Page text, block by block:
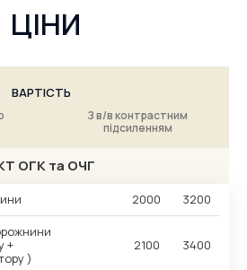
ЦІНИ
ВАРТІСТЬ
З в/в контрастним
підсиленням
ОГК та ОЧГ
2000
3200
+
)
2100 3400